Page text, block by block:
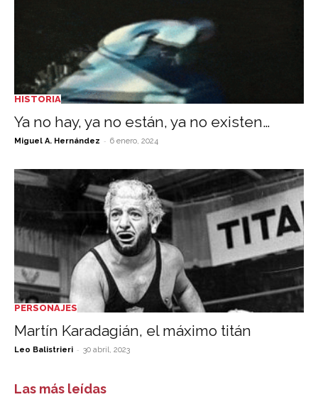
HISTORIA
Ya no hay, ya no están, ya no existen…
Miguel A. Hernández - 6 enero, 2024
PERSONAJES
Martín Karadagián, el máximo titán
Leo Balistrieri - 30 abril, 2023
Las más leídas